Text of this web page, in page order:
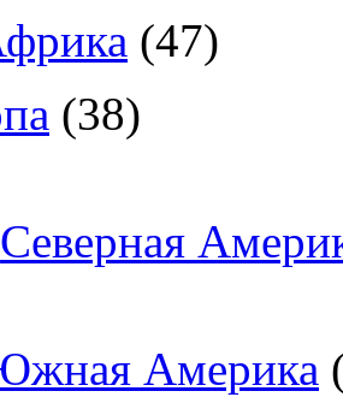
(47)
(38)
Северная
Америка